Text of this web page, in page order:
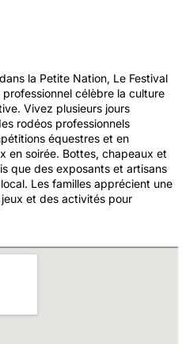
la Petite Nation, Le Festival
célèbre la culture
Vivez plusieurs jours
rodéos professionnels
équestres et en
en soirée. Bottes, chapeaux et
que des exposants et artisans
Les familles apprécient une
et des activités pour